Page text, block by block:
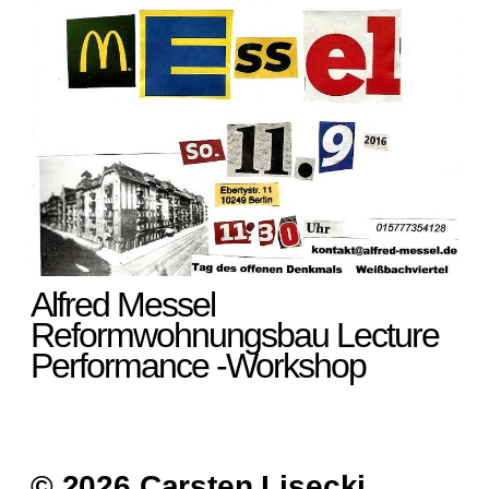
Alfred Messel
Reformwohnungsbau Lecture
Performance -Workshop